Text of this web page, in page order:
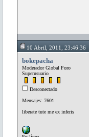
10 Abril, 2011, 23:46:36
bokepacha
Moderador Global Foro
Superusuario
Desconectado
Mensajes: 7601
liberate tute me ex inferis